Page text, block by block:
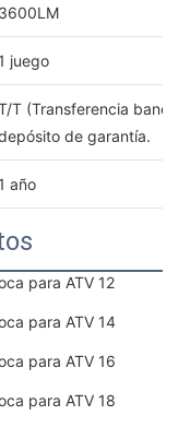
3600LM
1 juego
T (Transferencia
de garantía.
1 año